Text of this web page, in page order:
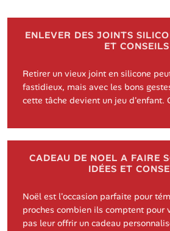
ENLEVER DES JOINTS
ET CONSEILS
Retirer un vieux joint en silicone
fastidieux, mais avec les bons
cette tâche devient un jeu d'enfant.
CADEAU DE NOEL A FAIRE
IDÉES ET
Noël est l'occasion parfaite pour
proches combien ils comptent pour
pas leur offrir un cadeau